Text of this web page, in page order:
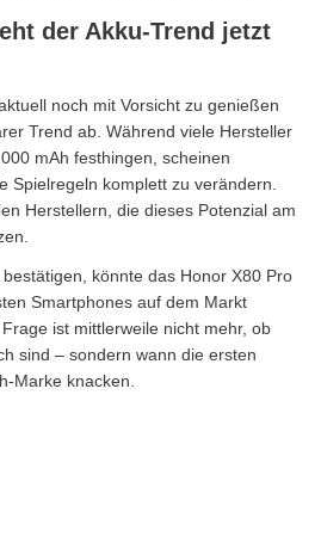
der Akku-Trend jetzt
noch mit Vorsicht zu genießen
Trend ab. Während viele Hersteller
mAh festhingen, scheinen
Spielregeln komplett zu verändern.
Herstellern, die dieses Potenzial am
könnte das Honor X80 Pro
Smartphones auf dem Markt
ist mittlerweile nicht mehr, ob
sind – sondern wann die ersten
Marke knacken.